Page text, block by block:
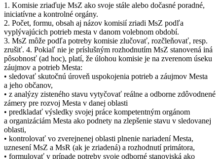
1. Komisie zriaďuje MsZ ako svoje stále alebo dočasné poradné,
iniciatívne a kontrolné orgány.
2. Počet, formu, obsah aj názov komisií zriadi MsZ podľa
vyplývajúcich potrieb mesta v danom volebnom období.
3. MsZ môže podľa potreby komisie zlučovať, rozčleňovať, resp.
zrušiť. 4. Pokiaľ nie je príslušným rozhodnutím MsZ stanovená iná
pôsobnosť (ad hoc), platí, že úlohou komisie je na zverenom úseku
záujmov a potrieb Mesta:
• sledovať skutočnú úroveň uspokojenia potrieb a záujmov Mesta
a jeho občanov,
• z analýzy zisteného stavu vytyčovať reálne a odborne zdôvodnené
zámery pre rozvoj Mesta v danej oblasti
• predkladať výsledky svojej práce kompetentným orgánom
a organizáciám Mesta ako podnety na zlepšenie stavu v sledovanej
oblasti,
• kontrolovať vo zverejnenej oblasti plnenie nariadení Mesta,
uznesení MsZ a MsR (ak je zriadená) a rozhodnutí primátora,
• formulovať v prípade potreby svoje odborné stanoviská ako